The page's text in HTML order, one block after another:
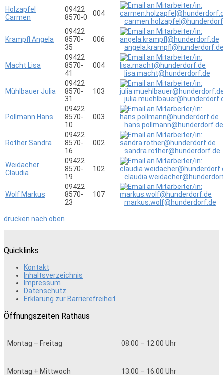
Holzapfel
Carmen
09422
8570-0
004
Krampfl Angela
09422
8570-
35
006
angela.krampfl@hunderdorf.de
Macht Lisa
09422
8570-
41
004
lisa.macht@hunderdorf.de
Mühlbauer Julia
09422
8570-
31
103
Pollmann Hans
09422
8570-
10
003
hans.pollmann@hunderdorf.de
Rother Sandra
09422
8570-
16
002
sandra.rother@hunderdorf.de
Weidacher
Claudia
09422
8570-
19
102
Wolf Markus
09422
8570-
23
107
markus.wolf@hunderdorf.de
drucken nach oben
Quicklinks
Kontakt
Inhaltsverzeichnis
Impressum
Datenschutz
Erklärung zur Barrierefreiheit
Öffnungszeiten Rathaus
Montag – Freitag 08:00 – 12:00 Uhr
Montag + Mittwoch 13:00 – 16:00 Uhr